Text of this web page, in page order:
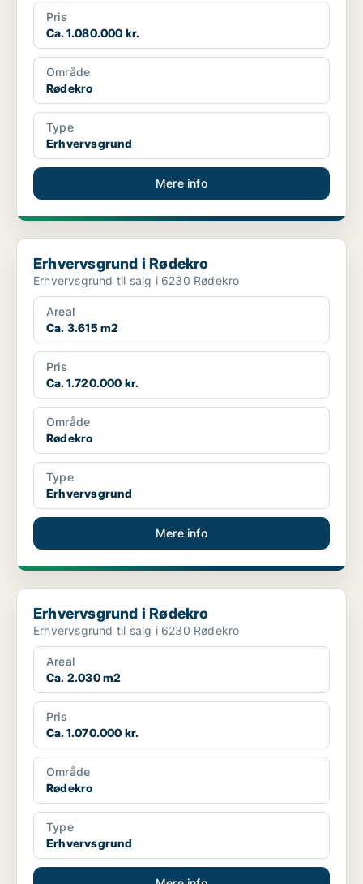
Pris
Ca. 1.080.000 kr.
Område
Rødekro
Type
Erhvervsgrund
Mere info
Erhvervsgrund i Rødekro
Erhvervsgrund i Rødekro
Erhvervsgrund til salg i 6230 Rødekro
Areal
Ca. 3.615 m2
Pris
Ca. 1.720.000 kr.
Område
Rødekro
Type
Erhvervsgrund
Mere info
Erhvervsgrund i Rødekro
Erhvervsgrund i Rødekro
Erhvervsgrund til salg i 6230 Rødekro
Areal
Ca. 2.030 m2
Pris
Ca. 1.070.000 kr.
Område
Rødekro
Type
Erhvervsgrund